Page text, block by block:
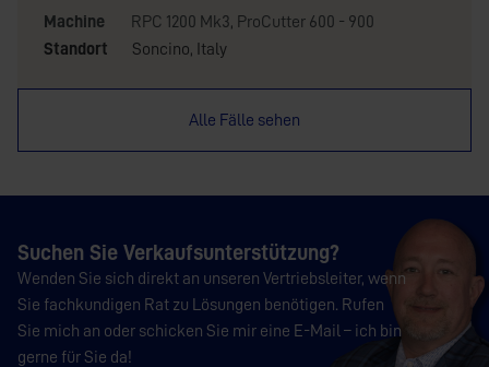
Machine
RPC 1200 Mk3, ProCutter 600 - 900
Standort
Soncino, Italy
Alle Fälle sehen
Suchen Sie Verkaufsunterstützung?
Wenden Sie sich direkt an unseren Vertriebsleiter, wenn
Sie fachkundigen Rat zu Lösungen benötigen. Rufen
Sie mich an oder schicken Sie mir eine E-Mail – ich bin
gerne für Sie da!